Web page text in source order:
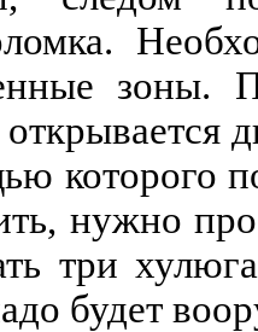
зоны.
которого
нужно
три
будет